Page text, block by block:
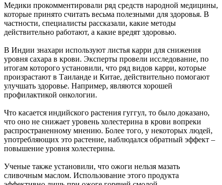
Медики прокомментировали ряд средств народной медицины,
которые принято считать весьма полезными для здоровья. В
частности, специалисты рассказали, какие методы
действительно работают, а какие вредят здоровью.
В Индии знахари используют листья карри для снижения
уровня сахара в крови. Эксперты провели исследование, по
итогам которого установили, что ряд видов карри, которые
произрастают в Таиланде и Китае, действительно помогают
улучшать здоровье. Например, являются хорошей
профилактикой онкологии.
Что касается индийского растения гуггул, то было доказано,
что оно не снижает уровень холестерина в крови вопреки
распространенному мнению. Более того, у некоторых людей,
употребляющих это растение, наблюдался обратный эффект –
повышение уровня холестерина.
Ученые также установили, что ожоги нельзя мазать
сливочным маслом. Использование этого продукта